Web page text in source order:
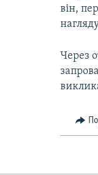
він,
Через